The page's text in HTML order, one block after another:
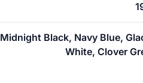
Midnight Black, Navy Blue,
White, Clover